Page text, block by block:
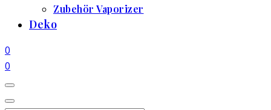
Zubehör Vaporizer
Deko
0
0